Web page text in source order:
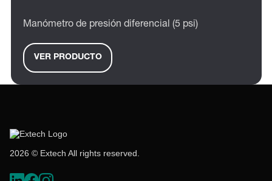
Manómetro de presión diferencial (5 psi)
VER PRODUCTO
2026 © Extech All rights reserved.